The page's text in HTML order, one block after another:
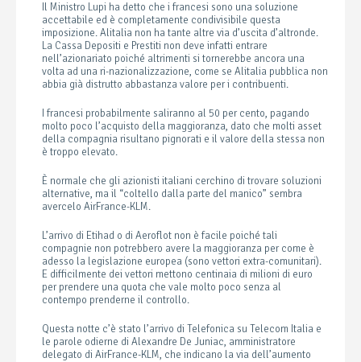
Il Ministro Lupi ha detto che i francesi sono una soluzione
accettabile ed è completamente condivisibile questa
imposizione. Alitalia non ha tante altre via d’uscita d’altronde.
La Cassa Depositi e Prestiti non deve infatti entrare
nell’azionariato poiché altrimenti si tornerebbe ancora una
volta ad una ri-nazionalizzazione, come se Alitalia pubblica non
abbia già distrutto abbastanza valore per i contribuenti.
I francesi probabilmente saliranno al 50 per cento, pagando
molto poco l’acquisto della maggioranza, dato che molti asset
della compagnia risultano pignorati e il valore della stessa non
è troppo elevato.
È normale che gli azionisti italiani cerchino di trovare soluzioni
alternative, ma il “coltello dalla parte del manico” sembra
avercelo AirFrance-KLM.
L’arrivo di Etihad o di Aeroflot non è facile poiché tali
compagnie non potrebbero avere la maggioranza per come è
adesso la legislazione europea (sono vettori extra-comunitari).
E difficilmente dei vettori mettono centinaia di milioni di euro
per prendere una quota che vale molto poco senza al
contempo prenderne il controllo.
Questa notte c’è stato l’arrivo di Telefonica su Telecom Italia e
le parole odierne di Alexandre De Juniac, amministratore
delegato di AirFrance-KLM, che indicano la via dell’aumento